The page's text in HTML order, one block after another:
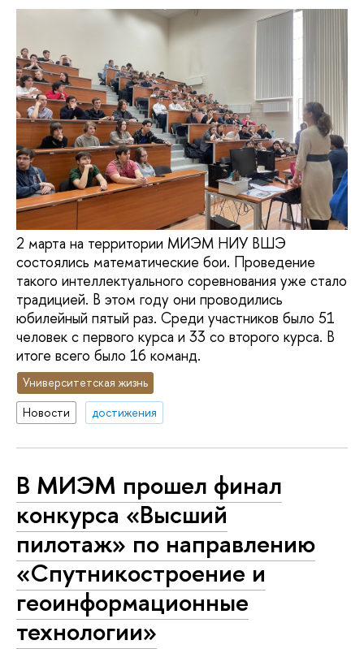
2 марта на территории МИЭМ НИУ ВШЭ
состоялись математические бои. Проведение
такого интеллектуального соревнования уже стало
традицией. В этом году они проводились
юбилейный пятый раз. Среди участников было 51
человек с первого курса и 33 со второго курса. В
итоге всего было 16 команд.
Университетская жизнь
Новости
достижения
В МИЭМ прошел финал
конкурса «Высший
пилотаж» по направлению
«Спутникостроение и
геоинформационные
технологии»